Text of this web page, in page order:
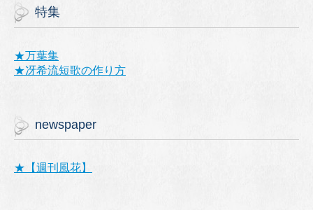
特集
★万葉集
★冴希流短歌の作り方
newspaper
★【週刊風花】